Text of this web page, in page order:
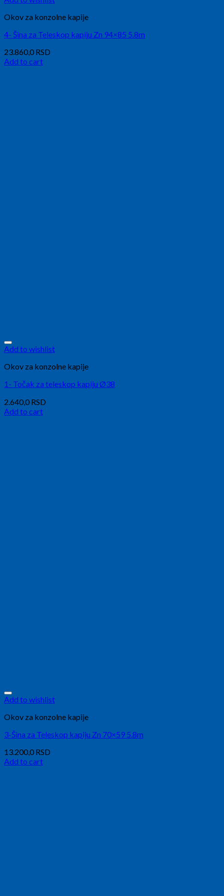
Okov za konzolne kapije
4- Šina za Teleskop kapiju Zn 94×85 5.8m
23.860,0 RSD
Add to cart
Add to wishlist
Okov za konzolne kapije
1- Točak za teleskop kapiju Ø38
2.640,0 RSD
Add to cart
Add to wishlist
Okov za konzolne kapije
3-Šina za Teleskop kapiju Zn 70×59 5.8m
13.200,0 RSD
Add to cart